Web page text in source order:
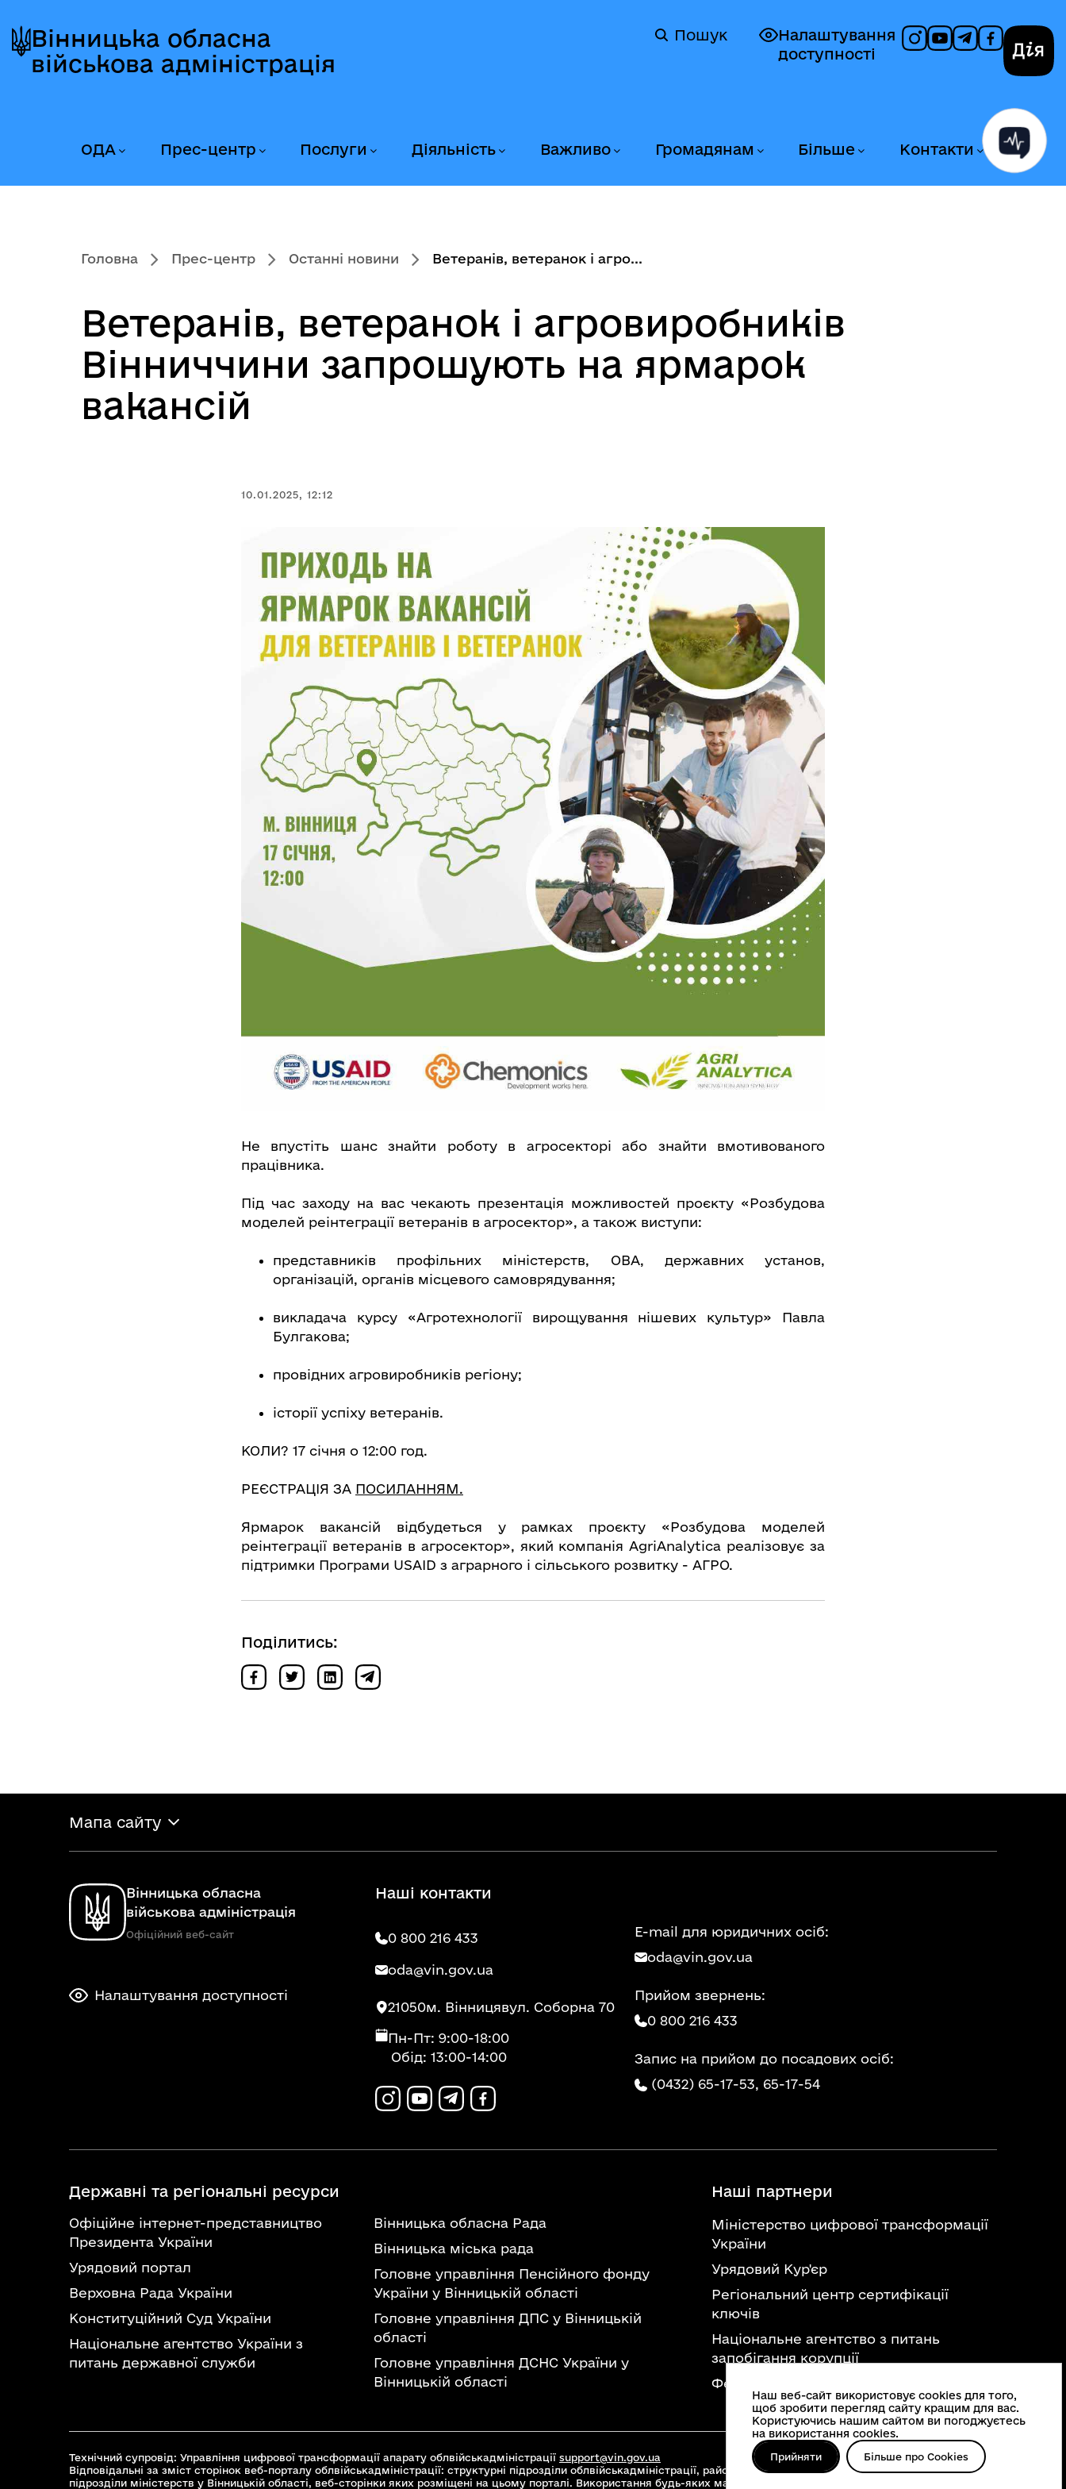
до
головного
до
головного
вмісту
до
головного
колонтитула
Вінницька обласна
військова адміністрація
Налаштування
доступності
Пошук
ОДА Прес-центр Послуги Діяльність Важливо Громадянам Більше Контакти
Головна Прес-центр Останні новини Ветеранів, ветеранок і агро...
Ветеранів, ветеранок і агровиробників
Вінниччини запрошують на ярмарок
вакансій
10.01.2025, 12:12
Не впустіть шанс знайти роботу в агросекторі або знайти вмотивованого
працівника.
Під час заходу на вас чекають презентація можливостей проєкту «Розбудова
моделей реінтеграції ветеранів в агросектор», а також виступи:
представників профільних міністерств, ОВА, державних установ,
організацій, органів місцевого самоврядування;
викладача курсу «Агротехнології вирощування нішевих культур» Павла
Булгакова;
провідних агровиробників регіону;
історії успіху ветеранів.
КОЛИ? 17 січня о 12:00 год.
РЕЄСТРАЦІЯ ЗА ПОСИЛАННЯМ.
Ярмарок вакансій відбудеться у рамках проєкту «Розбудова моделей
реінтеграції ветеранів в агросектор», який компанія AgriAnalytica реалізовує за
підтримки Програми USAID з аграрного і сільського розвитку - АГРО.
Поділитись:
Мапа сайту
Вінницька обласна
військова адміністрація
Офіційний веб-сайт
Налаштування доступності
Наші контакти
0 800 216 433
oda@vin.gov.ua
21050м. Вінницявул. Соборна 70
Пн-Пт: 9:00-18:00
Обід: 13:00-14:00
E-mail для юридичних осіб:
oda@vin.gov.ua
Прийом звернень:
0 800 216 433
Запис на прийом до посадових осіб:
(0432) 65-17-53, 65-17-54
Державні та регіональні ресурси
Офіційне інтернет-представництво
Президента України
Урядовий портал
Верховна Рада України
Конституційний Суд України
Національне агентство України з
питань державної служби
Вінницька обласна Рада
Вінницька міська рада
Головне управління Пенсійного фонду
України у Вінницькій області
Головне управління ДПС у Вінницькій
області
Головне управління ДСНС України у
Вінницькій області
Наші партнери
Міністерство цифрової трансформації
України
Урядовий Кур'єр
Регіональний центр сертифікації
ключів
Національне агентство з питань
запобігання корупції
Федерація професійних спілок України
Технічний супровід: Управління цифрової трансформації апарату облвійськадміністрації support@vin.gov.ua
Відповідальні за зміст сторінок веб-порталу облвійськадміністрації: структурні підрозділи облвійськадміністрації, районні військові адміністрації, територіальні
підрозділи міністерств у Вінницькій області, веб-сторінки яких розміщені на цьому порталі. Використання будь-яких матеріалів, що опубліковані на цьому сайті,
Наш веб-сайт використовує cookies для того,
щоб зробити перегляд сайту кращим для вас.
Користуючись нашим сайтом ви погоджуєтесь
на використання cookies.
Прийняти Більше про Cookies